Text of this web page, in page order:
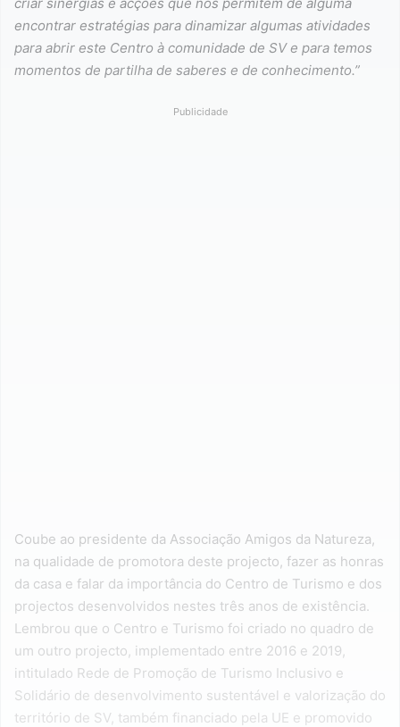
encontrar estratégias para dinamizar algumas atividades
para abrir este Centro à comunidade de SV e para temos
momentos de partilha de saberes e de conhecimento.”
Publicidade
Coube ao presidente da Associação Amigos da Natureza,
na qualidade de promotora deste projecto, fazer as honras
da casa e falar da importância do Centro de Turismo e dos
projectos desenvolvidos nestes três anos de existência.
Lembrou que o Centro e Turismo foi criado no quadro de
um outro projecto, implementado entre 2016 e 2019,
intitulado Rede de Promoção de Turismo Inclusivo e
Solidário de desenvolvimento sustentável e valorização do
território de SV, também financiado pela UE e promovido